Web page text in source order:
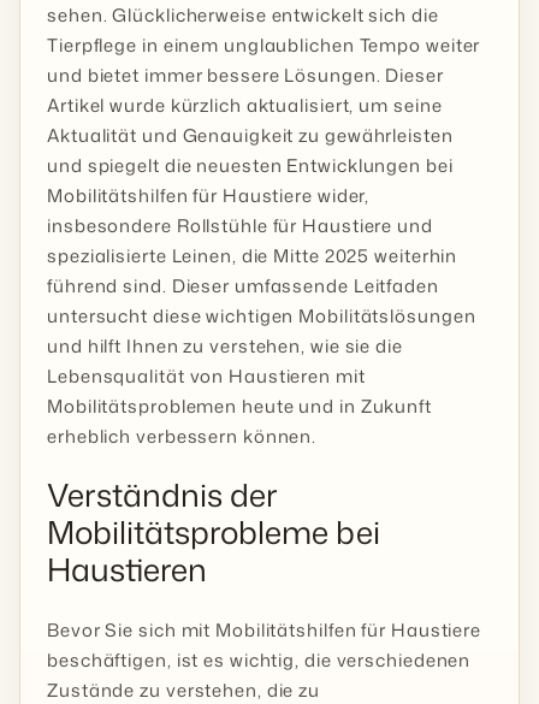
sehen. Glücklicherweise entwickelt sich die
Tierpflege in einem unglaublichen Tempo weiter
und bietet immer bessere Lösungen. Dieser
Artikel wurde kürzlich aktualisiert, um seine
Aktualität und Genauigkeit zu gewährleisten
und spiegelt die neuesten Entwicklungen bei
Mobilitätshilfen für Haustiere wider,
insbesondere Rollstühle für Haustiere und
spezialisierte Leinen, die Mitte 2025 weiterhin
führend sind. Dieser umfassende Leitfaden
untersucht diese wichtigen Mobilitätslösungen
und hilft Ihnen zu verstehen, wie sie die
Lebensqualität von Haustieren mit
Mobilitätsproblemen heute und in Zukunft
erheblich verbessern können.
Verständnis der
Mobilitätsprobleme bei
Haustieren
Bevor Sie sich mit Mobilitätshilfen für Haustiere
beschäftigen, ist es wichtig, die verschiedenen
Zustände zu verstehen, die zu